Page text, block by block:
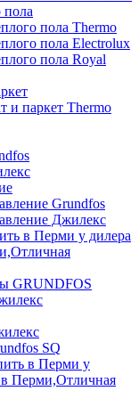
пола
пола Thermo
пола Electrolux
пола Royal
и паркет Thermo
Grundfos
Джилекс
в Перми у дилера
GRUNDFOS
SQ
в Перми у
в Перми,Отличная